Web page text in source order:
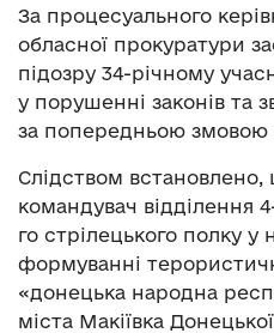
За процесуального
обласної прокуратури
підозру 34-річному
у порушенні законів та
за попередньою змовою
Слідством
командувач відділення
го стрілецького полку
формуванні
«донецька народна
міста Макіївка Донецької